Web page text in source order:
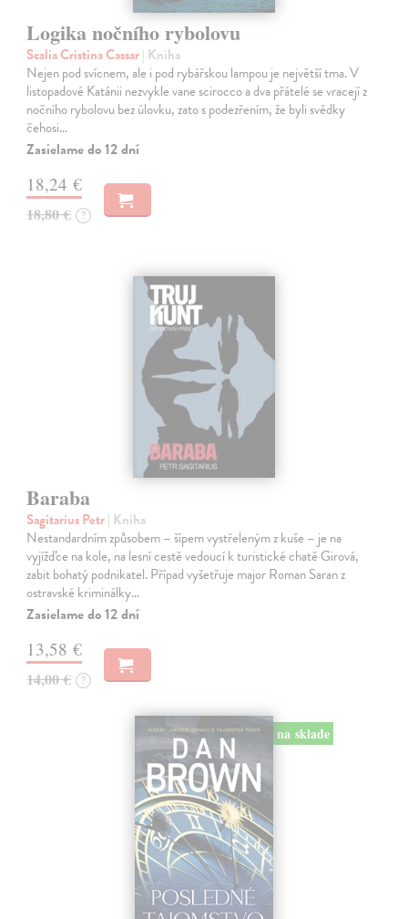
Logika nočního rybolovu
Scalia Cristina Cassar| Kniha
Nejen pod svícnem, ale i pod rybářskou lampou je největší tma. V
listopadové Katánii nezvykle vane scirocco a dva přátelé se vracejí z
nočního rybolovu bez úlovku, zato s podezřením, že byli svědky
čehosi…
Zasielame do 12 dní
18,24 €
18,80 € ?
Baraba
Sagitarius Petr| Kniha
Nestandardním způsobem – šípem vystřeleným z kuše – je na
vyjížďce na kole, na lesní cestě vedoucí k turistické chatě Girová,
zabit bohatý podnikatel. Případ vyšetřuje major Roman Saran z
ostravské kriminálky…
Zasielame do 12 dní
13,58 €
14,00 € ?
na sklade